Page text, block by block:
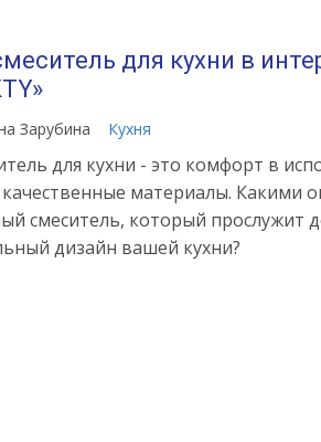
для кухни в
Зарубина Кухня
для кухни - это комфорт в
качественные материалы. Какими
смеситель, который прослужит
дизайн вашей кухни?